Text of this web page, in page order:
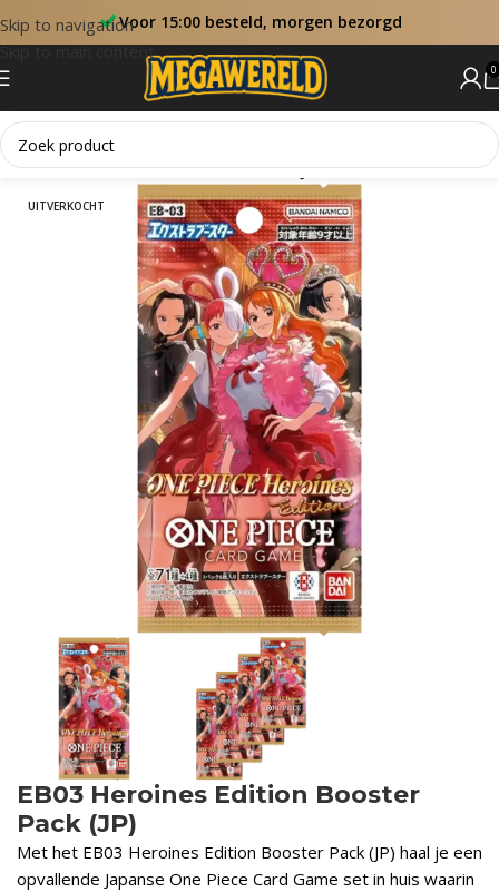
Skip to navigation
Skip to main content
Voor 15:00 besteld, morgen bezorgd
0
Home Sets EB03 Heroines Edition (JP)
UITVERKOCHT
EB03 Heroines Edition Booster
Pack (JP)
Met het EB03 Heroines Edition Booster Pack (JP) haal je een
opvallende Japanse One Piece Card Game set in huis waarin